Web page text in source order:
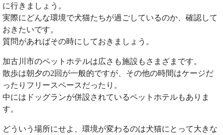
に行きましょう。
実際にどんな環境で犬猫たちが過ごしているのか、確認して
おきたいです。
質問があればその時にしておきましょう。
加古川市のペットホテルは広さも施設もさまざまです。
散歩は朝夕の2回が一般的ですが、その他の時間はケージだ
ったりフリースペースだったり。
中にはドッグランが併設されているペットホテルもありま
す。
どういう場所にせよ、環境が変わるのは犬猫にとって大きな